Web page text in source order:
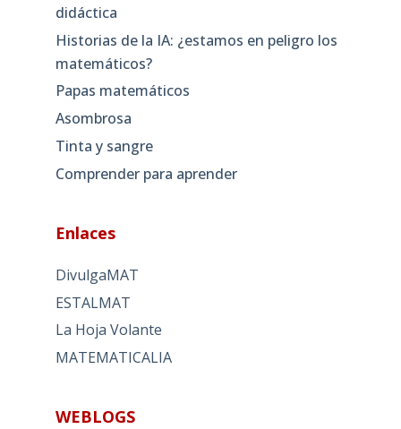
didáctica
Historias de la IA: ¿estamos en peligro los
matemáticos?
Papas matemáticos
Asombrosa
Tinta y sangre
Comprender para aprender
Enlaces
DivulgaMAT
ESTALMAT
La Hoja Volante
MATEMATICALIA
WEBLOGS